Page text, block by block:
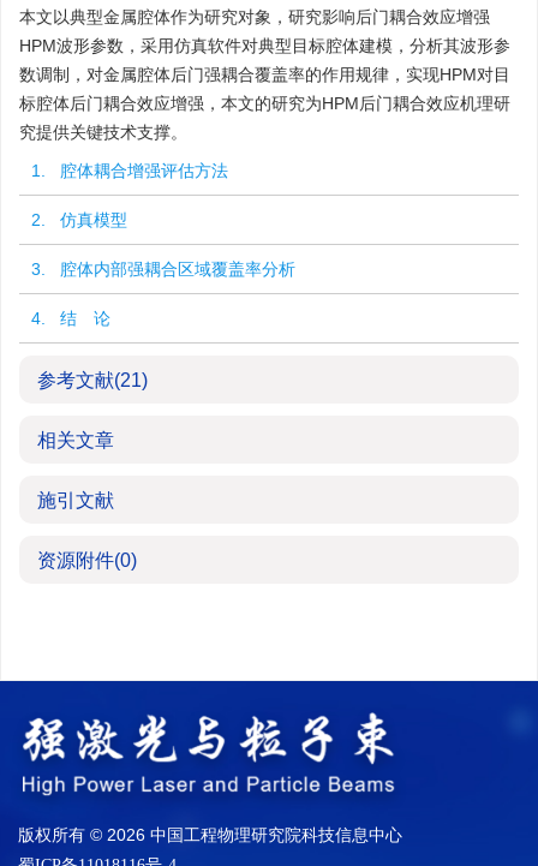
本文以典型金属腔体作为研究对象，研究影响后门耦合效应增强
HPM波形参数，采用仿真软件对典型目标腔体建模，分析其波形参
数调制，对金属腔体后门强耦合覆盖率的作用规律，实现HPM对目
标腔体后门耦合效应增强，本文的研究为HPM后门耦合效应机理研
究提供关键技术支撑。
1. 腔体耦合增强评估方法
2. 仿真模型
3. 腔体内部强耦合区域覆盖率分析
4. 结 论
参考文献(21)
相关文章
施引文献
资源附件(0)
版权所有 © 2026 中国工程物理研究院科技信息中心